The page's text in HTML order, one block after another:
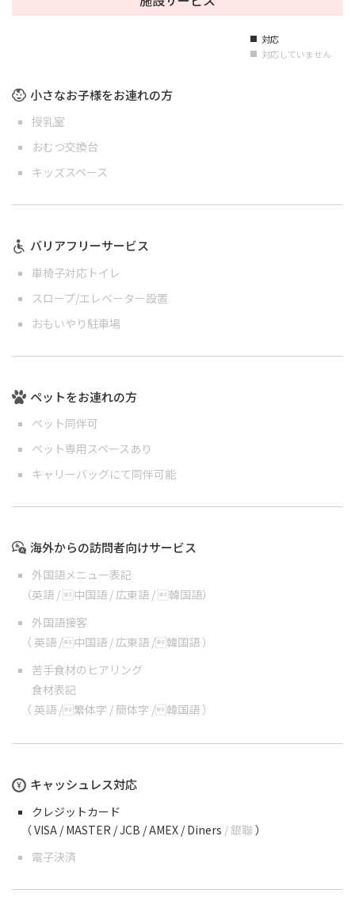
■ 対応
■ 対応していません
小さなお子様をお連れの方
授乳室
おむつ交換台
キッズスペース
バリアフリーサービス
車椅子対応トイレ
スロープ/エレベーター設置
おもいやり駐車場
ペットをお連れの方
ペット同伴可
ペット専用スペースあり
キャリーバッグにて同伴可能
海外からの訪問者向けサービス
外国語メニュー表記
（英語 /中国語 / 広東語 /韓国語）
外国語接客
（ 英語 /中国語 / 広東語 /韓国語 ）
苦手食材のヒアリング
食材表記
（ 英語 /繁体字 / 簡体字 /韓国語 ）
キャッシュレス対応
クレジットカード
（VISA / MASTER / JCB / AMEX / Diners / 銀聯）
電子決済